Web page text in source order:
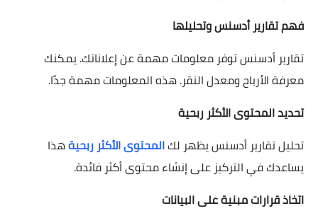
فهم تقارير أدسنس وتحليلها
تقارير أدسنس توفر معلومات مهمة عن إعلاناتك. يمكنك
معرفة الأرباح ومعدل النقر. هذه المعلومات مهمة جدًا.
تحديد المحتوى الأكثر ربحية
تحليل تقارير أدسنس يظهر لكالمحتوى الأكثر ربحيةهذا
يساعدك في التركيز على إنشاء محتوى أكثر فائدة.
اتخاذ قرارات مبنية على البيانات